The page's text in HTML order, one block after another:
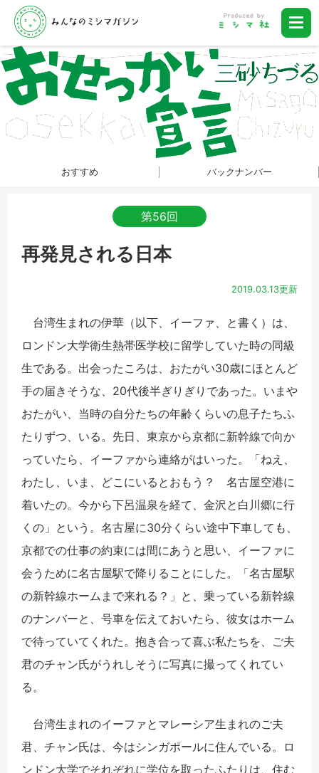
おすすめ バックナンバー
第56回
再発見される日本
2019.03.13更新
台湾生まれの伊華（以下、イーファ、と書く）は、
ロンドン大学衛生熱帯医学校に留学していた時の同級
生である。出会ったころは、おたがい30歳にほとんど
手の届きそうな、20代後半ぎりぎりであった。いまや
おたがい、当時の自分たちの年齢くらいの息子たちふ
たりずつ、いる。先日、東京から京都に新幹線で向か
っていたら、イーファから連絡がはいった。「ねえ、
わたし、いま、どこにいるとおもう？ 名古屋空港に
着いたの。今から下呂温泉を経て、金沢と白川郷に行
くの」という。名古屋に30分くらい途中下車しても、
京都での仕事の約束には間にあうと思い、イーファに
会うために名古屋駅で降りることにした。「名古屋駅
の新幹線ホームまで来れる？」と、乗っている新幹線
のナンバーと、号車を伝えておいたら、彼女はホーム
で待っていてくれた。抱き合って喜ぶ私たちを、ご夫
君のチャン氏がうれしそうに写真に撮ってくれてい
る。
台湾生まれのイーファとマレーシア生まれのご夫
君、チャン氏は、今はシンガポールに住んでいる。ロ
ンドン大学でそれぞれに学位を取ったふたりは、住む